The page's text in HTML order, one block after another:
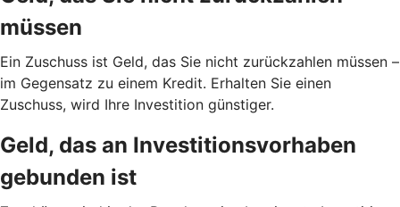
müssen
Ein Zuschuss ist Geld, das Sie nicht zurückzahlen müssen –
im Gegensatz zu einem Kredit. Erhalten Sie einen
Zuschuss, wird Ihre Investition günstiger.
Geld, das an Investitionsvorhaben
gebunden ist